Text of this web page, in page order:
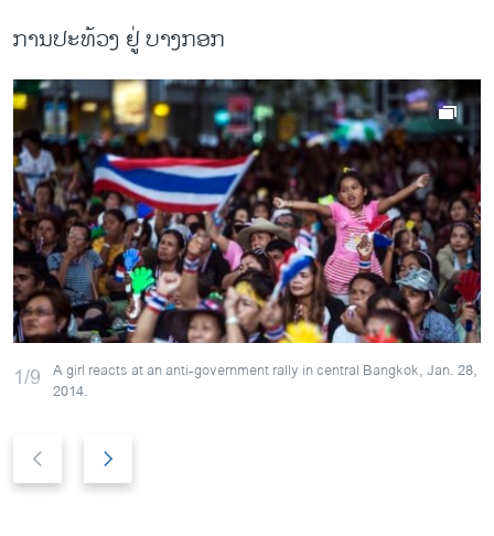
ການ​ປະ​ທ້ວງ ຢູ່ ບາງກອກ
1/9 A girl reacts at an anti-government rally in central Bangkok, Jan. 28,
2014.